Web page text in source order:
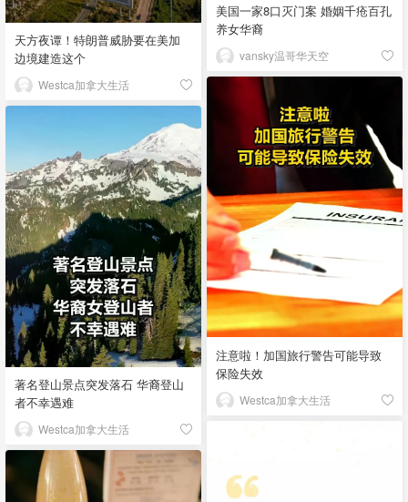
美国一家8口灭门案 婚姻千疮百孔
养女华裔
vansky温哥华天空
天方夜谭！特朗普威胁要在美加
边境建造这个
Westca加拿大生活
注意啦！加国旅行警告可能导致
保险失效
Westca加拿大生活
著名登山景点突发落石 华裔登山
者不幸遇难
Westca加拿大生活